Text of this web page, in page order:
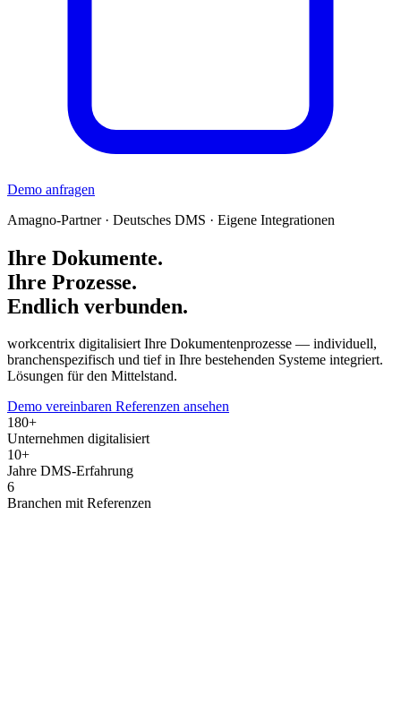
Demo anfragen
Amagno-Partner · Deutsches DMS · Eigene Integrationen
Ihre Dokumente.
Ihre Prozesse.
Endlich verbunden.
workcentrix digitalisiert Ihre Dokumentenprozesse — individuell,
branchenspezifisch und tief in Ihre bestehenden Systeme integriert.
Lösungen für den Mittelstand.
Demo vereinbaren Referenzen ansehen
180+
Unternehmen digitalisiert
10+
Jahre DMS-Erfahrung
6
Branchen mit Referenzen